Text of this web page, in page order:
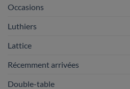
Occasions
Luthiers
Lattice
Récemment arrivées
Double-table